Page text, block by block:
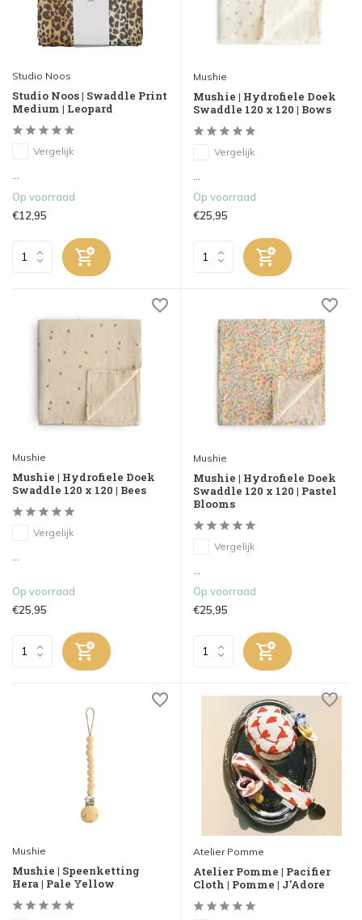
Studio Noos
Studio Noos | Swaddle Print
Medium | Leopard
Vergelijk
...
Op voorraad
€12,95
Mushie
Mushie | Hydrofiele Doek
Swaddle 120 x 120 | Bows
Vergelijk
Op voorraad
€25,95
Mushie
Mushie | Hydrofiele Doek
Swaddle 120 x 120 | Bees
Vergelijk
Op voorraad
€25,95
Mushie
Mushie | Hydrofiele Doek
Swaddle 120 x 120 | Pastel
Blooms
Vergelijk
Op voorraad
€25,95
Mushie
Mushie | Speenketting
Hera | Pale Yellow
Atelier Pomme
Atelier Pomme | Pacifier
Cloth | Pomme | J'Adore